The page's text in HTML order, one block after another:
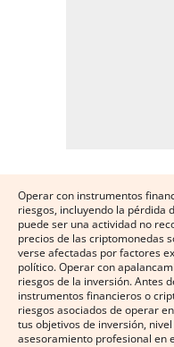
Operar con instrumentos
riesgos, incluyendo la pérdida
puede ser una actividad no
precios de las criptomonedas
verse afectadas por factores
político. Operar con
riesgos de la inversión. Antes
instrumentos financieros o
riesgos asociados de operar
tus objetivos de inversión,
asesoramiento profesional en